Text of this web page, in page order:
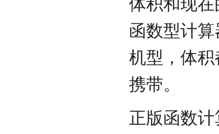
函数型计
机型，体
携带。
正版函数